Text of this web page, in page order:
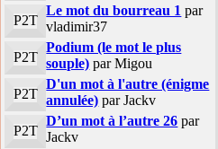
P2T
Le mot du bourreau 1 par
vladimir37
P2T
Podium (le mot le plus
souple) par Migou
P2T
D'un mot à l'autre (énigme
annulée) par Jackv
P2T
D’un mot à l’autre 26 par
Jackv